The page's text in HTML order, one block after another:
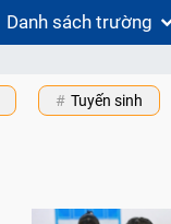
Danh sách trường
Tuyến sinh